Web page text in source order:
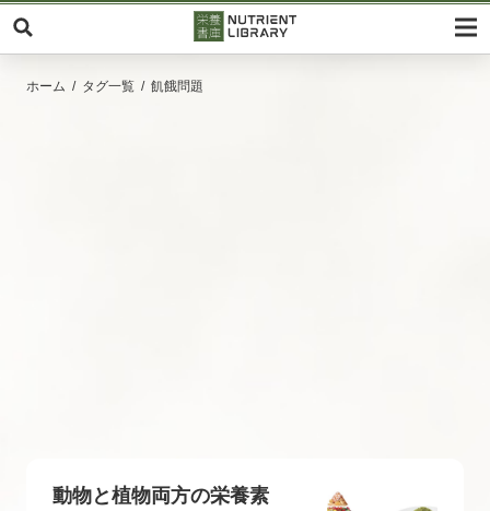
ホーム タグ一覧 飢餓問題
動物と植物両方の栄養素